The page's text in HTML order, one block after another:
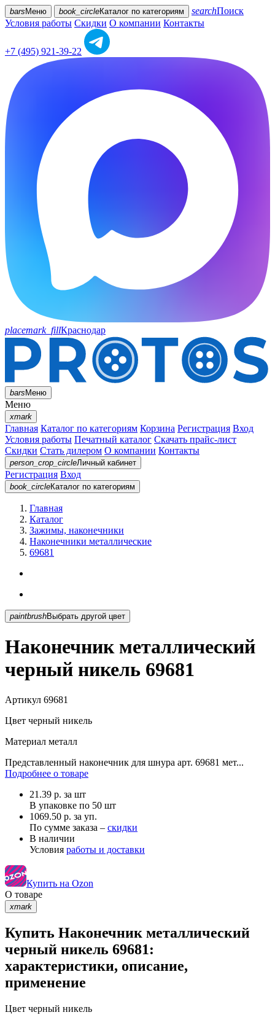
bars Меню book_circleКаталог по категориям searchПоиск
Условия работы Скидки О компании Контакты
+7 (495) 921-39-22
placemark_fillКраснодар
barsМеню
Меню
xmark
Главная Каталог по категориям Корзина Регистрация Вход
Условия работы Печатный каталог Скачать прайс-лист
Скидки Стать дилером О компании Контакты
person_crop_circleЛичный кабинет
Регистрация Вход
book_circleКаталог по категориям
Главная
Каталог
Зажимы, наконечники
Наконечники металлические
69681
paintbrush Выбрать другой цвет
Наконечник металлический
черный никель 69681
Артикул 69681
Цвет черный никель
Материал металл
Представленный наконечник для шнура арт. 69681 мет...
Подробнее о товаре
21.39 р. за шт
В упаковке по 50 шт
1069.50 р. за уп.
По сумме заказа – скидки
В наличии
Условия работы и доставки
Купить на Ozon
О товаре
xmark
Купить Наконечник металлический
черный никель 69681:
характеристики, описание,
применение
Цвет черный никель